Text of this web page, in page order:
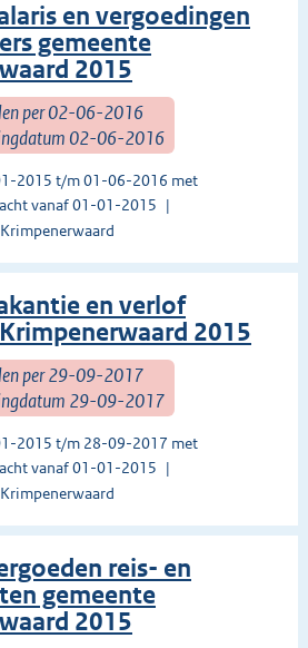
en vergoedingen
gemeente
2015
per 02-06-2016
02-06-2016
2015 t/m 01-06-2016 met
vanaf 01-01-2015
en verlof
2015
per 29-09-2017
29-09-2017
2015 t/m 28-09-2017 met
vanaf 01-01-2015
reis- en
gemeente
2015